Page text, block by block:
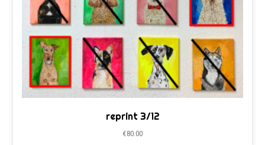
reprint 3/12
€80.00